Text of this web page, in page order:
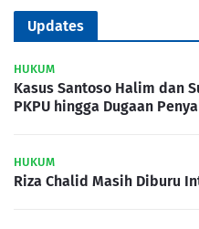
Updates
HUKUM
Kasus Santoso Halim dan
PKPU hingga Dugaan
HUKUM
Riza Chalid Masih Diburu